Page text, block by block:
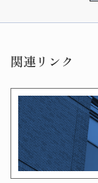
関連リンク